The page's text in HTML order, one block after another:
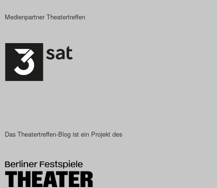
Das Theatertreffen-Blog
2022
Das Theatertreffen-Blog
2023
Medienpartner Theatertreffen
Das Theatertreffen-Blog ist ein Projekt des